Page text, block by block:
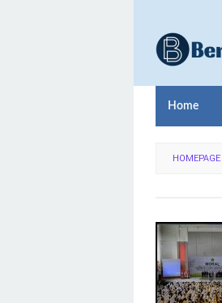
konten
Home
HOMEPAGE